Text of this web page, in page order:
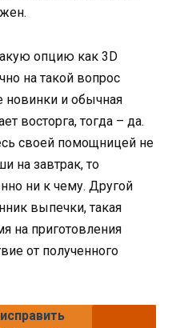
опцию как 3D
на такой вопрос
новинки и обычная
восторга, тогда – да.
своей помощницей не
на завтрак, то
ни к чему. Другой
выпечки, такая
на приготовления
от полученного